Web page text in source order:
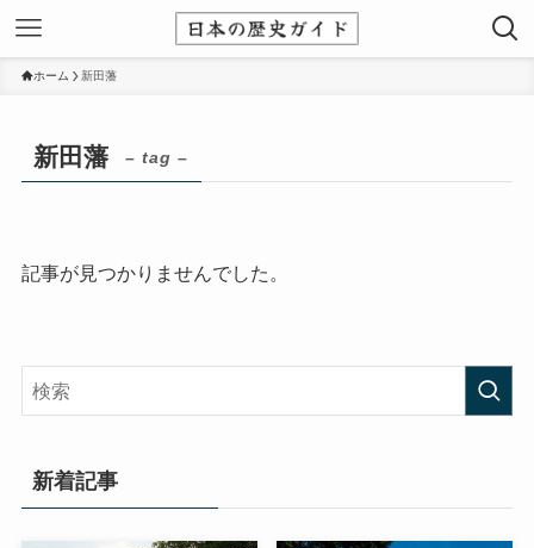
ホーム 新田藩
新田藩 – tag –
記事が見つかりませんでした。
新着記事